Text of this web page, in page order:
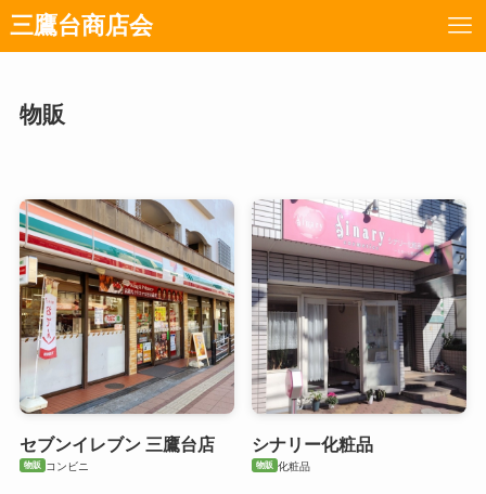
三鷹台商店会
物販
セブンイレブン 三鷹台店
物販 コンビニ
シナリー化粧品
物販 化粧品